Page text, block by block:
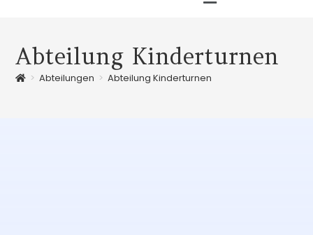
Abteilung Kinderturnen
> Abteilungen > Abteilung Kinderturnen